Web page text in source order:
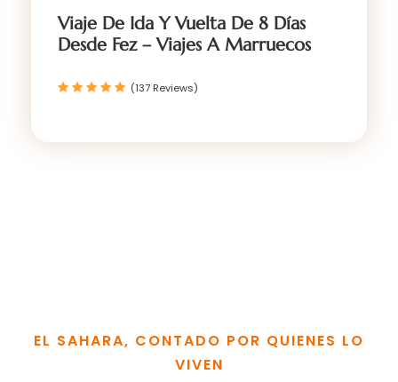
Viaje De Ida Y Vuelta De 8 Días
Desde Fez – Viajes A Marruecos
(137 Reviews)
EL SAHARA, CONTADO POR QUIENES LO
VIVEN